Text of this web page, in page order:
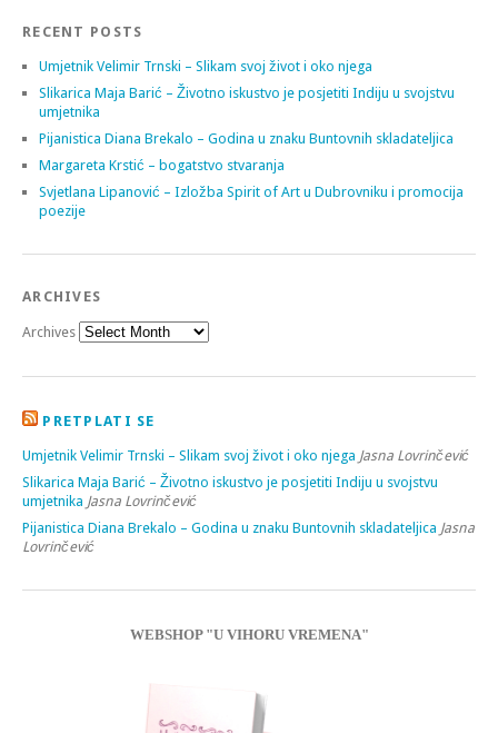
RECENT POSTS
Umjetnik Velimir Trnski – Slikam svoj život i oko njega
Slikarica Maja Barić – Životno iskustvo je posjetiti Indiju u svojstvu
umjetnika
Pijanistica Diana Brekalo – Godina u znaku Buntovnih skladateljica
Margareta Krstić – bogatstvo stvaranja
Svjetlana Lipanović – Izložba Spirit of Art u Dubrovniku i promocija
poezije
ARCHIVES
Archives
PRETPLATI SE
Umjetnik Velimir Trnski – Slikam svoj život i oko njega Jasna Lovrinčević
Slikarica Maja Barić – Životno iskustvo je posjetiti Indiju u svojstvu
umjetnika Jasna Lovrinčević
Pijanistica Diana Brekalo – Godina u znaku Buntovnih skladateljica Jasna
Lovrinčević
WEBSHOP "U VIHORU VREMENA"